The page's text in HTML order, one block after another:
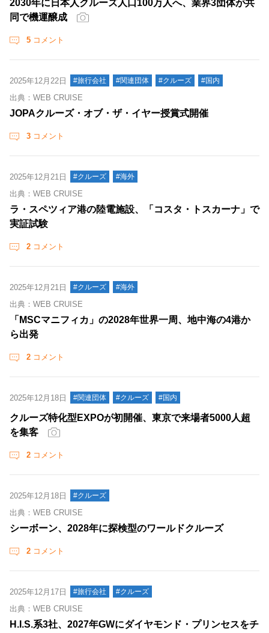
2030年に日本人クルーズ人口100万人へ、業界3団体が共
同で機運醸成
5 コメント
2025年12月22日 #旅行会社 #関連団体 #クルーズ #国内
出典：WEB CRUISE
JOPAクルーズ・オブ・ザ・イヤー授賞式開催
3 コメント
2025年12月21日 #クルーズ #海外
出典：WEB CRUISE
ラ・スペツィア港の陸電施設、「コスタ・トスカーナ」で
実証試験
2 コメント
2025年12月21日 #クルーズ #海外
出典：WEB CRUISE
「MSCマニフィカ」の2028年世界一周、地中海の4港か
ら出発
2 コメント
2025年12月18日 #関連団体 #クルーズ #国内
クルーズ特化型EXPOが初開催、東京で来場者5000人超
を集客
2 コメント
2025年12月18日 #クルーズ
出典：WEB CRUISE
シーボーン、2028年に探検型のワールドクルーズ
2 コメント
2025年12月17日 #旅行会社 #クルーズ
出典：WEB CRUISE
H.I.S.系3社、2027年GWにダイヤモンド・プリンセスをチ